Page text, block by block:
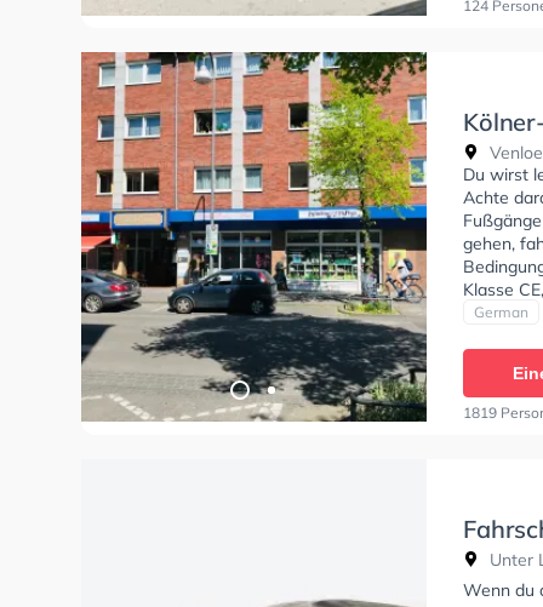
124
Du wirst
Achte
gehen,
Klasse
Erste-
German
1819
Unter
Wenn du